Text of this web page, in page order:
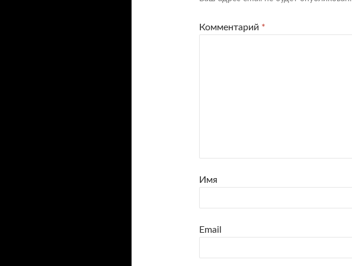
Комментарий *
Имя
Email